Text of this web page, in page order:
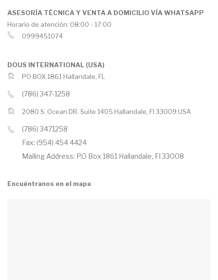
ASESORÍA TÉCNICA Y VENTA A DOMICILIO VÍA WHATSAPP
Horario de atención: 08:00 - 17:00
0999451074
DOUS INTERNATIONAL (USA)
PO BOX 1861 Hallandale, FL
(786) 347-1258
2080 S. Ocean DR. Suite 1405 Hallandale, Fl 33009 USA
(786) 3471258
Fax: (954) 454 4424
Mailing Address: P.O Box 1861 Hallandale, Fl 33008
Encuéntranos en el mapa